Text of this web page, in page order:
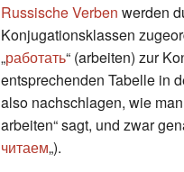
Russische Verben werden
Konjugationsklassen
„работать“ (arbeiten) zur
entsprechenden Tabelle in
also nachschlagen, wie
arbeiten“ sagt, und zwar
читаем„).